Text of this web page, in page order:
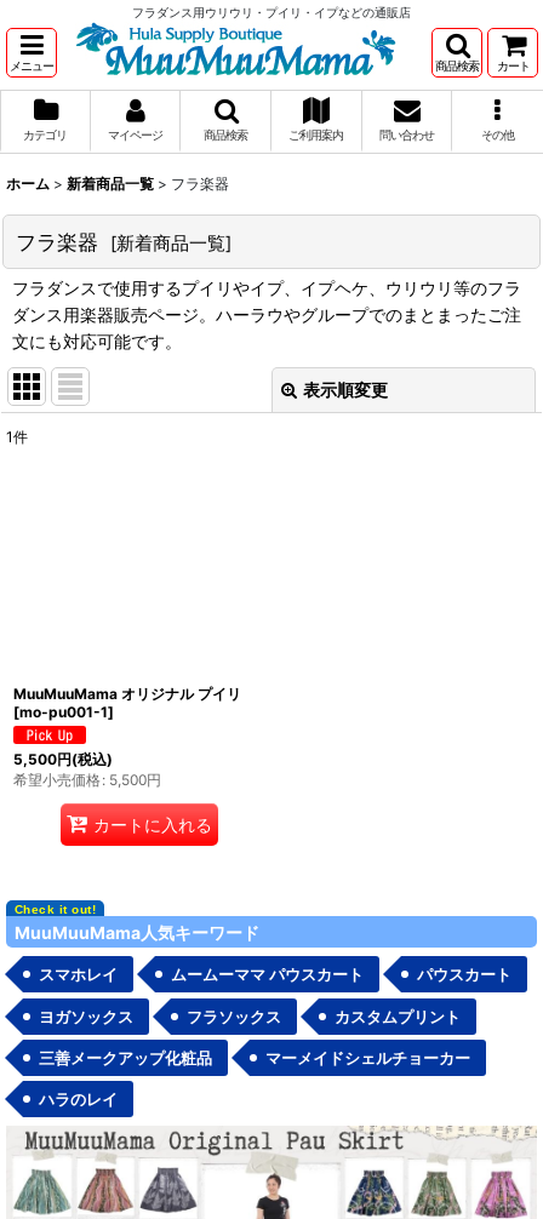
フラダンス用ウリウリ・プイリ・イプなどの通販店
メニュー 商品検索 カート
カテゴリ マイページ 商品検索 ご利用案内 問い合わせ その他
ホーム > 新着商品一覧 > フラ楽器
フラ楽器 [新着商品一覧]
フラダンスで使用するプイリやイプ、イプヘケ、ウリウリ等のフラ
ダンス用楽器販売ページ。ハーラウやグループでのまとまったご注
文にも対応可能です。
表示順変更
1件
MuuMuuMama オリジナル プイリ
[mo-pu001-1]
5,500円(税込)
希望小売価格: 5,500円
カートに入れる
MuuMuuMama人気キーワード
スマホレイ ムームーママ パウスカート パウスカート
ヨガソックス フラソックス カスタムプリント
三善メークアップ化粧品 マーメイドシェルチョーカー
ハラのレイ